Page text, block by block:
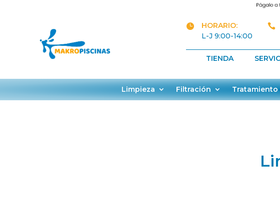

HORARIO:
L-J 9:00-14:00

TIENDA
Limpieza Filtración Tratamiento